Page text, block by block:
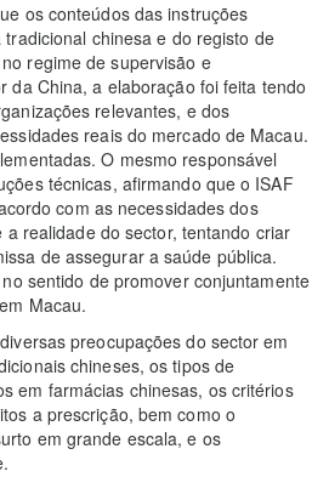
os conteúdos das instruções
chinesa e do registo de
regime de supervisão e
da China, a elaboração foi feita tendo
relevantes, e dos
reais do mercado de Macau.
O mesmo responsável
técnicas, afirmando que o ISAF
com as necessidades dos
realidade do sector, tentando criar
de assegurar a saúde pública.
sentido de promover conjuntamente
Macau.
preocupações do sector em
chineses, os tipos de
em farmácias chinesas, os critérios
a prescrição, bem como o
em grande escala, e os